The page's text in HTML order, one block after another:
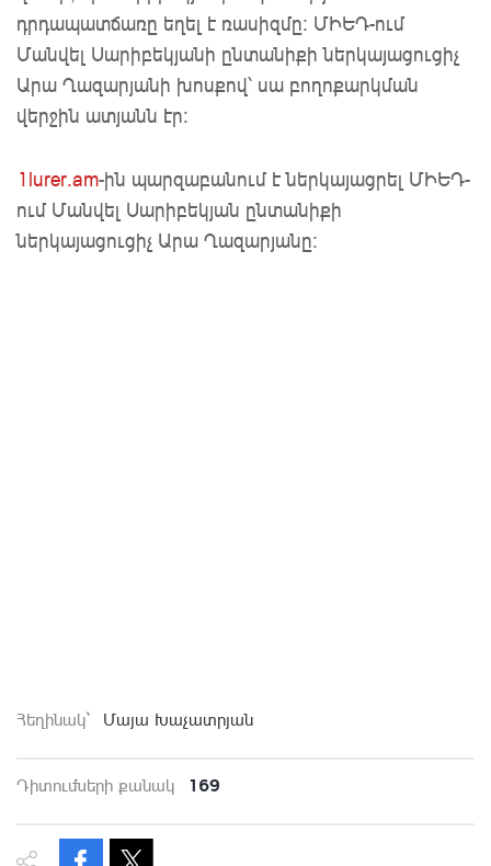
դրդապատճառը եղել է ռասիզմը: ՄԻԵԴ-ում
Մանվել Սարիբեկյանի ընտանիքի ներկայացուցիչ
Արա Ղազարյանի խոսքով՝ սա բողոքարկման
վերջին ատյանն էր:
1lurer.am-ին պարզաբանում է ներկայացրել ՄԻԵԴ-
ում Մանվել Սարիբեկյան ընտանիքի
ներկայացուցիչ Արա Ղազարյանը:
Հեղինակ` Մայա Խաչատրյան
Դիտումների քանակ 169